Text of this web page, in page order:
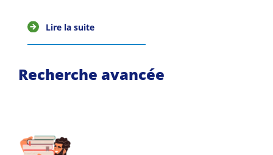
Lire la suite
Recherche avancée